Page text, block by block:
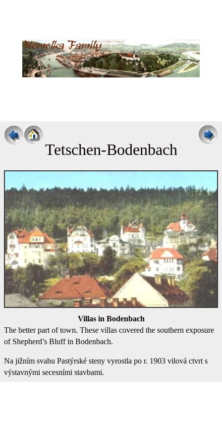
Tetschen-Bodenbach
Villas in Bodenbach
The better part of town. These villas covered the southern exposure
of Shepherd’s Bluff in Bodenbach.
Na jižním svahu Pastýrské steny vyrostla po r. 1903 vilová ctvrt s
výstavnými secesními stavbami.